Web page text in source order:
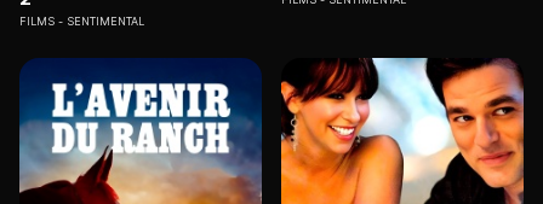
FILMS SENTIMENTAL